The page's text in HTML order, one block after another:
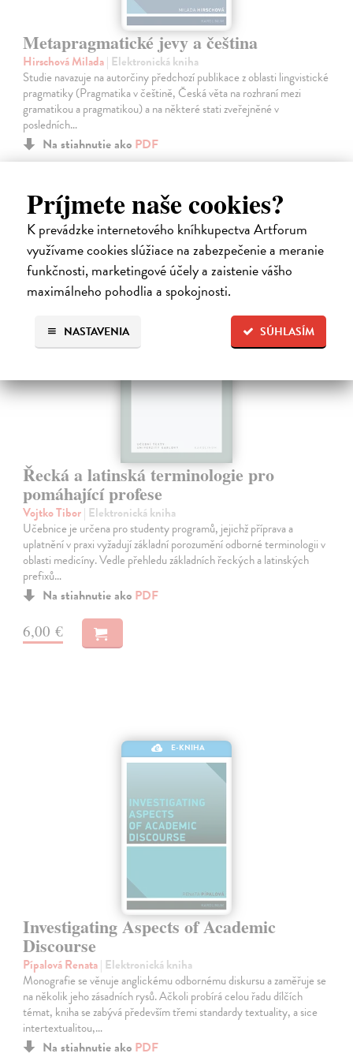
Príjmete naše cookies?
K prevádzke internetového kníhkupectva Artforum
využívame cookies slúžiace na zabezpečenie a meranie
funkčnosti, marketingové účely a zaistenie vášho
maximálneho pohodlia a spokojnosti.
SÚHLASÍM
NASTAVENIA
Metapragmatické jevy a čeština
Hirschová Milada| Elektronická kniha
Studie navazuje na autorčiny předchozí publikace z oblasti lingvistické
pragmatiky (Pragmatika v češtině, Česká věta na rozhraní mezi
gramatikou a pragmatikou) a na některé stati zveřejněné v
posledních…
Na stiahnutie ako PDF
E-KNIHA
Řecká a latinská terminologie pro
pomáhající profese
Vojtko Tibor| Elektronická kniha
Učebnice je určena pro studenty programů, jejichž příprava a
uplatnění v praxi vyžadují základní porozumění odborné terminologii v
oblasti medicíny. Vedle přehledu základních řeckých a latinských
prefixů…
Na stiahnutie ako PDF
6,00 €
E-KNIHA
Investigating Aspects of Academic
Discourse
Pípalová Renata| Elektronická kniha
Monografie se věnuje anglickému odbornému diskursu a zaměřuje se
na několik jeho zásadních rysů. Ačkoli probírá celou řadu dílčích
témat, kniha se zabývá především třemi standardy textuality, a sice
intertextualitou,…
Na stiahnutie ako PDF